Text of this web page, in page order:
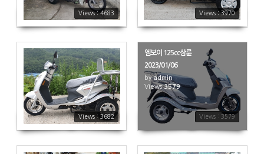
Views : 4683 Views : 3970
Views : 3682
3682
Views : 3579
엠보이 125cc삼륜
2023/01/06
byadmin
Views3579